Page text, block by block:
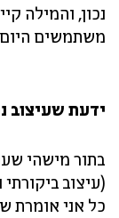
נכון, והמילה
משתמשים היום
ידעת שעיצוב
(עיצוב
כל אני אומרת